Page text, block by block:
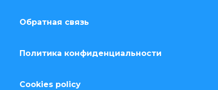
Обратная связь
Политика конфиденциальности
Cookies policy